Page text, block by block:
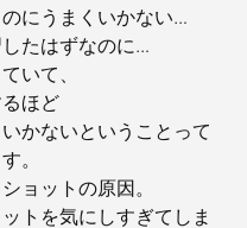
にうまくいかない…
たはずなのに…
いて、
ほど
かないということって
。
ョットの原因。
トを気にしすぎてしま